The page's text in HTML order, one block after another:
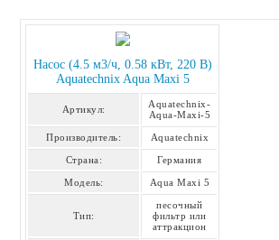
Насос (4.5 м3/ч, 0.58 кВт, 220 В)
Aquatechnix Aqua Maxi 5
Артикул:
Aquatechnix-
Aqua-Maxi-5
Производитель: Aquatechnix
Страна: Германия
Модель: Aqua Maxi 5
Тип:
песочный
фильтр или
аттракцион